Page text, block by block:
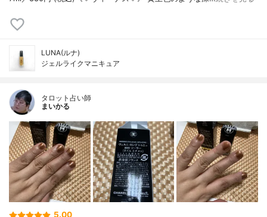
LUNA(ルナ)
ジェルライクマニキュア
タロット占い師
まいかる
5.00